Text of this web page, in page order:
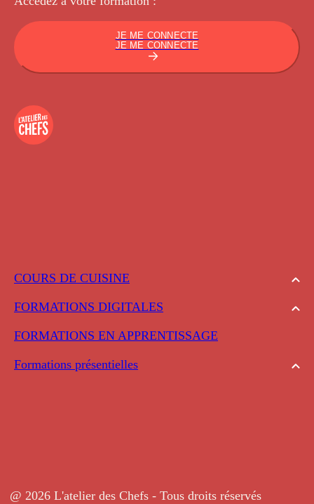
COURS DE CUISINE
FORMATIONS DIGITALES
FORMATIONS EN APPRENTISSAGE
Formations présentielles
JE ME CONNECTE
JE ME CONNECTE
@ 2026 L'atelier des Chefs - Tous droits réservés